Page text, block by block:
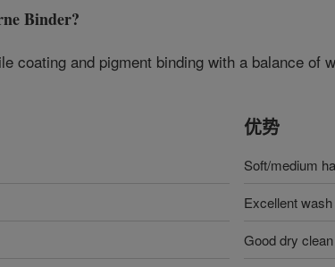
Binder?
coating and pigment binding with a balance of
优势
Soft/medium
Excellent
Good dry